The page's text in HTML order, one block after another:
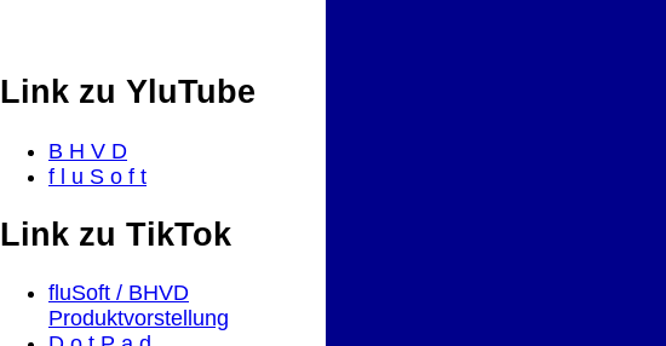
Link zu YluTube
B H V D
f l u S o f t
Link zu TikTok
fluSoft / BHVD
Produktvorstellung